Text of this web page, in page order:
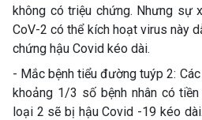
không có triệu chứng. Nhưng sự
CoV-2 có thể kích hoạt virus này
chứng hậu Covid kéo dài.
- Mắc bệnh tiểu đường tuýp 2:
khoảng 1/3 số bệnh nhân có
loại 2 sẽ bị hậu Covid -19 kéo